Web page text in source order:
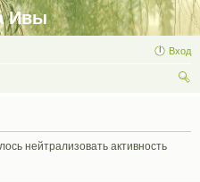
Ивы
Вход
нейтрализовать активность